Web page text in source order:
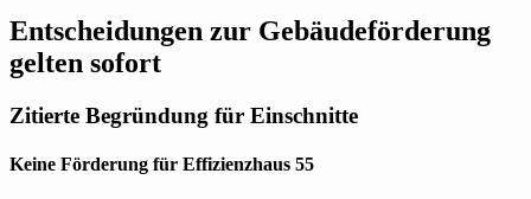
Ent­schei­dungen zur Gebäu­de­för­de­rung
gelten sofort
Zitierte Begrün­dung für Einschnitte
Keine För­de­rung für Effizienz­haus 55